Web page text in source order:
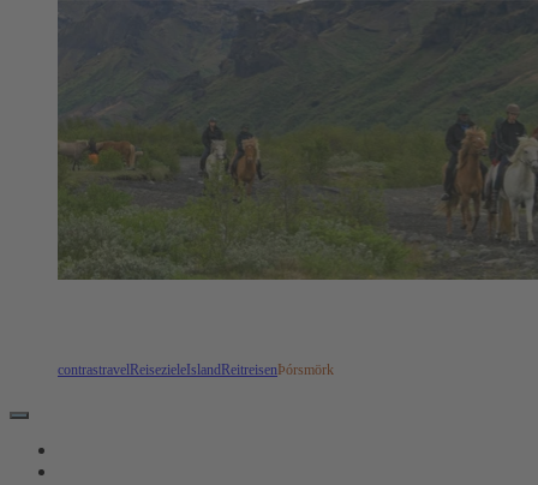
contrastravel Reiseziele Island Reitreisen Þórsmörk